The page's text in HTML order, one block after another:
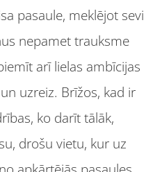
pasaule, meklējot sevi
nepamet trauksme
arī lielas ambīcijas
uzreiz. Brīžos, kad ir
ko darīt tālāk,
drošu vietu, kur uz